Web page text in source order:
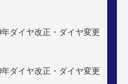
ダイヤ改正・ダイヤ変更
ダイヤ改正・ダイヤ変更